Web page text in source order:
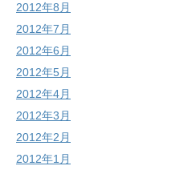
2012年8月
2012年7月
2012年6月
2012年5月
2012年4月
2012年3月
2012年2月
2012年1月